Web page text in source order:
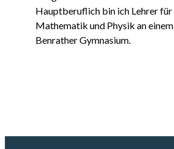
Hauptberuflich bin ich Lehrer für
Mathematik und Physik an einem
Benrather Gymnasium.